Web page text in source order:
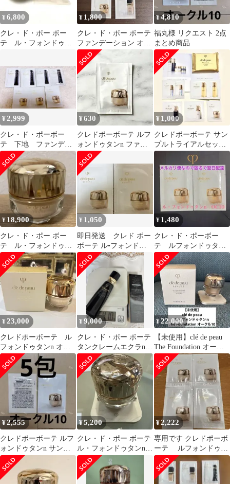
¥ 6,800
クレ・ド・ポー ボー
テ ル・フォンドゥタ
¥ 1,800
クレ・ド・ポー ボーテ
ファンデーション オー
クル10 サンプルセット
¥4,810
福丸様 リクエスト 2点
まとめ商品
¥ 2,999
クレ・ド・ポーボー
テ 下地 ファンデー
ション お試し 比較
¥630
クレドポーボーテ ルフ
ォンドゥタンn ファン
デーション サンプル 試
供品
¥ 1,000
クレドポーボーテ サン
プルトライアルセット
美容液 化粧水 乳液 フ
ァンデーション
¥ 18,900
クレ・ド・ポー ボー
テ ル・フォンドゥタ
ンｎ ピンクオークル
10
¥ 1,050
即日発送 クレド ポー
ボーテ ル•フォンドゥ
タンn ファンデーショ
ンサンプル
¥ 1,480
クレ・ド・ポーボー
テ ルフォンドゥタンn
2枚 OC10
¥23,000
クレドポーボーテ ル
フォンドゥタンn オー
クル10
¥9,000
クレ・ド・ポー ボーテ
タンクレームエクラn
オークル10
¥22,000
【未使用】clé de peau
The Foundation オーク
ル10
¥2,555
クレドポーボーテ ルフ
ォンドゥタンn サンプ
ル
¥5,200
クレ・ド・ポー ボーテ
ル・フォンドゥタンn
オークル20
¥2,222
専用です クレドポーボ
ーテ ルフォンドゥタ
ンn